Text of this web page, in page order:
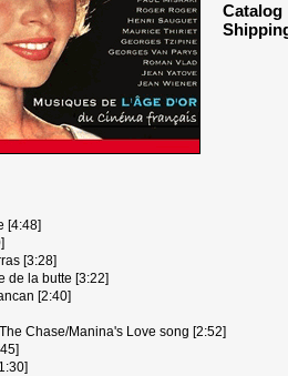
Catalog
[4:48]
[3:28]
de la butte [3:22]
[2:40]
Chase/Manina's Love song [2:52]